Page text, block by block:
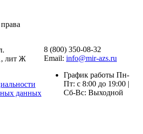
лит Ж
данных
8 (800) 350-08-32
Email: info@mir-azs.ru
График работы Пн-
Пт: с 8:00 до 19:00 |
Сб-Вс: Выходной